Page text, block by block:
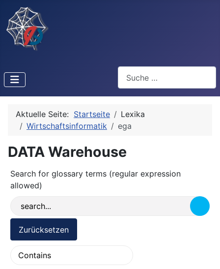
Aktuelle Seite: Startseite
Lexika
Wirtschaftsinformatik
ega
DATA Warehouse
Search for glossary terms (regular expression
allowed)